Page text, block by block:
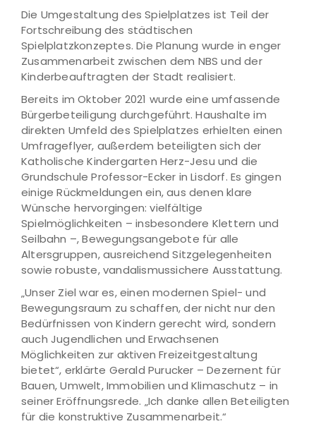
Die Umgestaltung des Spielplatzes ist Teil der
Fortschreibung des städtischen
Spielplatzkonzeptes. Die Planung wurde in enger
Zusammenarbeit zwischen dem NBS und der
Kinderbeauftragten der Stadt realisiert.
Bereits im Oktober 2021 wurde eine umfassende
Bürgerbeteiligung durchgeführt. Haushalte im
direkten Umfeld des Spielplatzes erhielten einen
Umfrageflyer, außerdem beteiligten sich der
Katholische Kindergarten Herz-Jesu und die
Grundschule Professor-Ecker in Lisdorf. Es gingen
einige Rückmeldungen ein, aus denen klare
Wünsche hervorgingen: vielfältige
Spielmöglichkeiten – insbesondere Klettern und
Seilbahn –, Bewegungsangebote für alle
Altersgruppen, ausreichend Sitzgelegenheiten
sowie robuste, vandalismussichere Ausstattung.
„Unser Ziel war es, einen modernen Spiel- und
Bewegungsraum zu schaffen, der nicht nur den
Bedürfnissen von Kindern gerecht wird, sondern
auch Jugendlichen und Erwachsenen
Möglichkeiten zur aktiven Freizeitgestaltung
bietet“, erklärte Gerald Purucker – Dezernent für
Bauen, Umwelt, Immobilien und Klimaschutz – in
seiner Eröffnungsrede. „Ich danke allen Beteiligten
für die konstruktive Zusammenarbeit.“